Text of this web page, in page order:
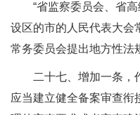
“省监察委员会、省高
设区的市的人民代表大会
常务委员会提出地方性法
二十七、增加一条，作
应当建立健全备案审查衔